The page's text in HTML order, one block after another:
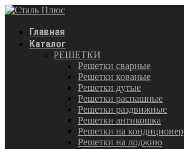
Главная
Каталог
РЕШЕТКИ
Решетки сварные
Решетки кованые
Решетки дутые
Решетки распашные
Решетки раздвижные
Решетки антикошка
Решетки на кондиционер
Решетки на лоджию